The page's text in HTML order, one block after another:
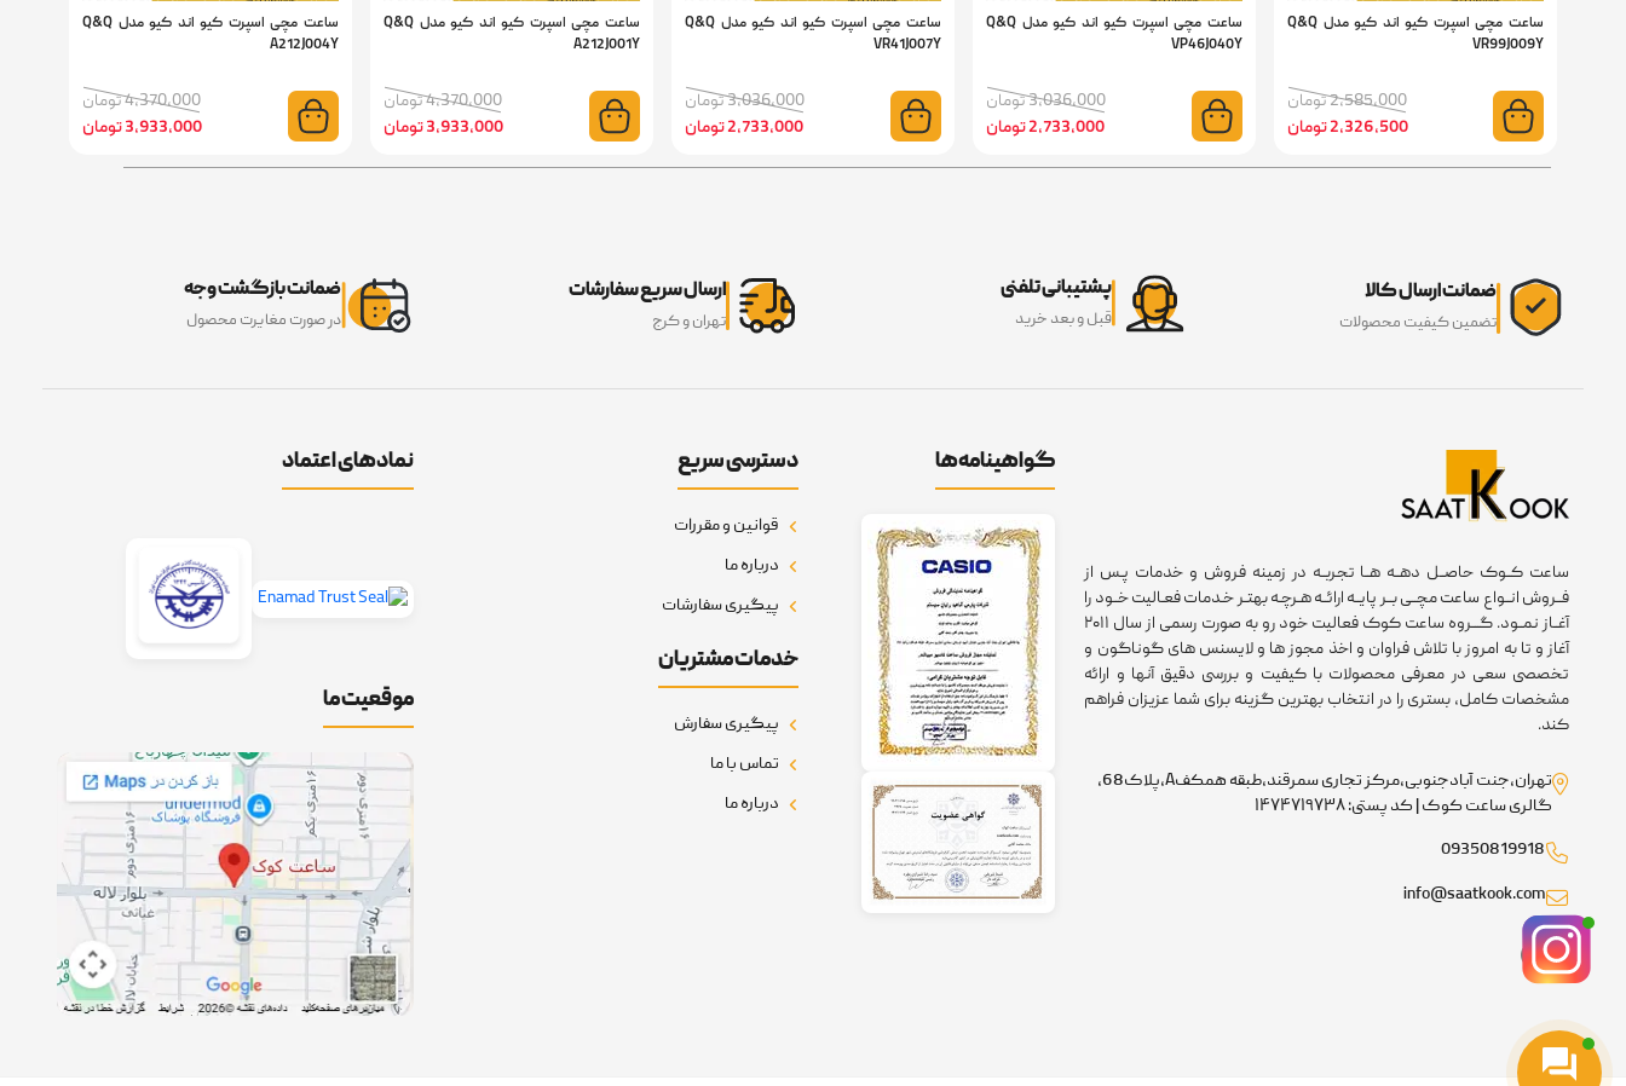
ساعت مچی اسپرت کیو اند کیو مدل Q&Q
VR99J009Y
2,585,000 تومان
2,326,500 تومان
ساعت مچی اسپرت کیو اند کیو مدل Q&Q
VP46J040Y
3,036,000 تومان
2,733,000 تومان
ساعت مچی اسپرت کیو اند کیو مدل Q&Q
VR41J007Y
3,036,000 تومان
2,733,000 تومان
ساعت مچی اسپرت کیو اند کیو مدل Q&Q
A212J001Y
4,370,000 تومان
3,933,000 تومان
ساعت مچی اسپرت کیو اند کیو مدل Q&Q
A212J004Y
4,370,000 تومان
3,933,000 تومان
ضمانت ارسال کالا
تضمین کیفیت محصولات
پشتیبانی تلفنی
قبل و بعد خرید
ارسال سریع سفارشات
تهران و کرج
ضمانت بازگشت وجه
در صورت مغایرت محصول
ساعت کــوک حاصــل دهــه هــا تجربــه در زمینه فروش و خدمات پـس از
فــروش انــواع ساعت مچــی بــر پایــه ارائــه هـرچـه بهتـر خـدمات فعـالیت خــود را
آغــاز نمــود. گـــروه ساعت کوک فعالیت خود رو به صورت رسمی از سال ۲۰۱۱
آغاز و تا به امروز با تلاش فراوان و اخذ مجوز ها و لایسنس های گوناگون و
تخصصی سعی در معرفی محصولات با کیفیت و بررسی دقیق آنها و ارائه
مشخصات کامل، بستری را در انتخاب بهترین گزینه برای شما عزیزان فراهم
کند.
تهران،جنت آبادجنوبی،مرکز تجاری سمرقند،طبقه همکفA،پلاک68،
گالری ساعت کوک | کد پستی: ۱۴۷۴۷۱۹۷۳۸
09350819918
info@saatkook.com
گواهینامه‌ها دسترسی سریع
قوانین و مقررات
درباره ما
پیگیری سفارشات
خدمات مشتریان
پیگیری سفارش
تماس با ما
درباره ما
نمادهای اعتماد
موقعیت ما